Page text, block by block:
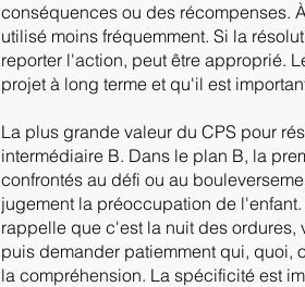
conséquences ou des récompenses.
utilisé moins fréquemment. Si la
reporter l'action, peut être approprié.
projet à long terme et qu'il est
La plus grande valeur du CPS pour
intermédiaire B. Dans le plan B, la
confrontés au défi ou au
jugement la préoccupation de
rappelle que c'est la nuit des ordures,
puis demander patiemment qui, quoi,
la compréhension. La spécificité est